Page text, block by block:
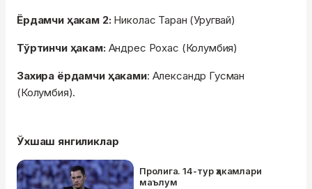
Ёрдамчи ҳакам 2:Николас Таран (Уругвай)
Тўртинчи ҳакам: Андрес Рохас (Колумбия)
Захира ёрдамчи ҳаками: Александр Гусман
(Колумбия).
Ўхшаш янгиликлар
Пролига. 14-тур ҳакамлари
маълум